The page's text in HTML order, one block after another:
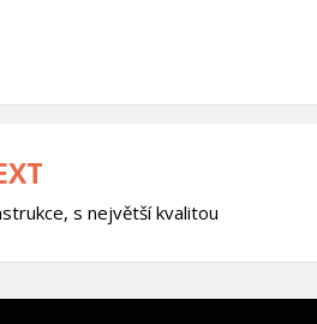
s největší kvalitou